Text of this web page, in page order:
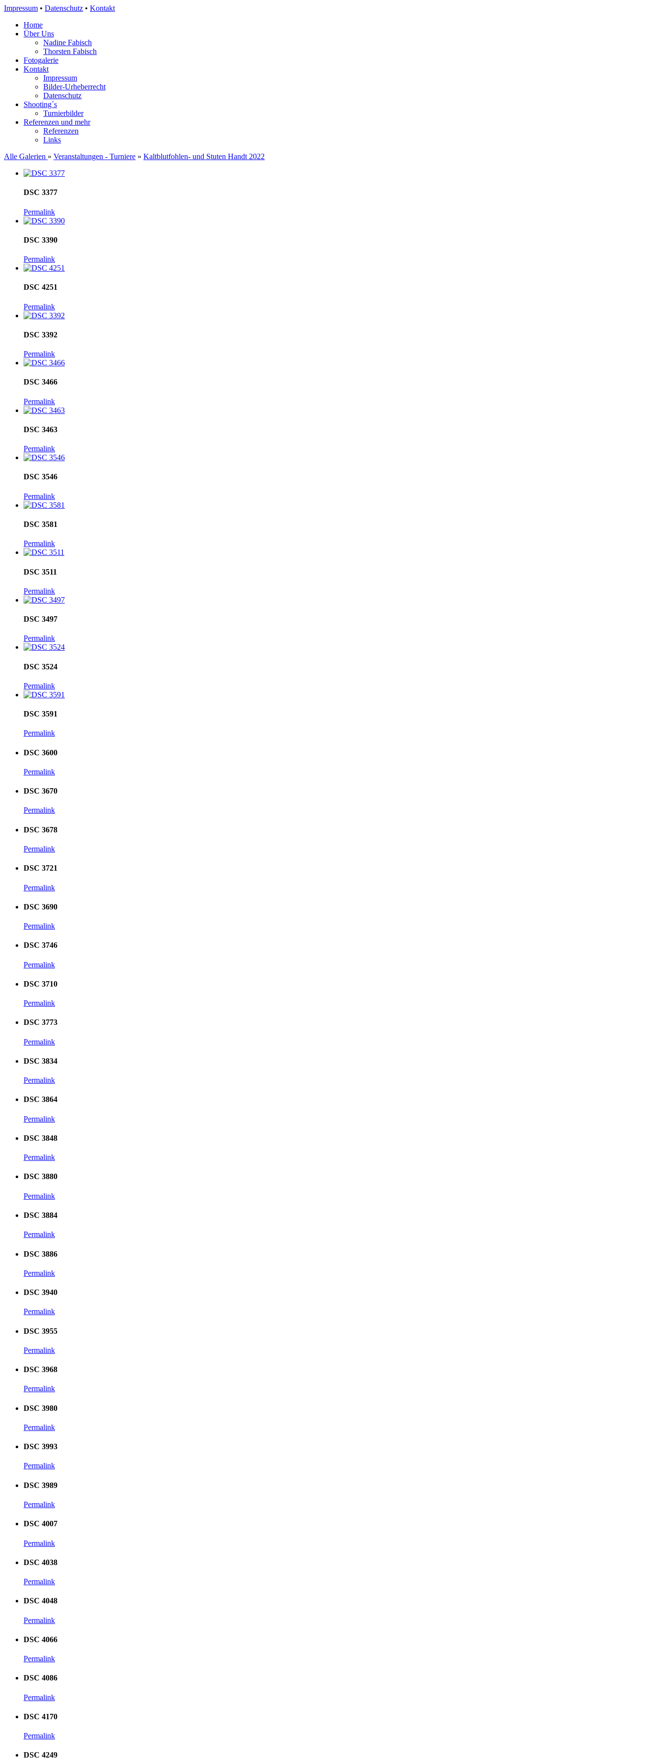
Impressum • Datenschutz • Kontakt
Home
Über Uns
Nadine Fabisch
Thorsten Fabisch
Fotogalerie
Kontakt
Impressum
Bilder-Urheberrecht
Datenschutz
Shooting´s
Turnierbilder
Referenzen und mehr
Referenzen
Links
Alle Galerien » Veranstaltungen - Turniere » Kaltblutfohlen- und Stuten Handt 2022
DSC 3377
Permalink
DSC 3390
Permalink
DSC 4251
Permalink
DSC 3392
Permalink
DSC 3466
Permalink
DSC 3463
Permalink
DSC 3546
Permalink
DSC 3581
Permalink
DSC 3511
Permalink
DSC 3497
Permalink
DSC 3524
Permalink
DSC 3591
Permalink
DSC 3600
Permalink
DSC 3670
Permalink
DSC 3678
Permalink
DSC 3721
Permalink
DSC 3690
Permalink
DSC 3746
Permalink
DSC 3710
Permalink
DSC 3773
Permalink
DSC 3834
Permalink
DSC 3864
Permalink
DSC 3848
Permalink
DSC 3880
Permalink
DSC 3884
Permalink
DSC 3886
Permalink
DSC 3940
Permalink
DSC 3955
Permalink
DSC 3968
Permalink
DSC 3980
Permalink
DSC 3993
Permalink
DSC 3989
Permalink
DSC 4007
Permalink
DSC 4038
Permalink
DSC 4048
Permalink
DSC 4066
Permalink
DSC 4086
Permalink
DSC 4170
Permalink
DSC 4249